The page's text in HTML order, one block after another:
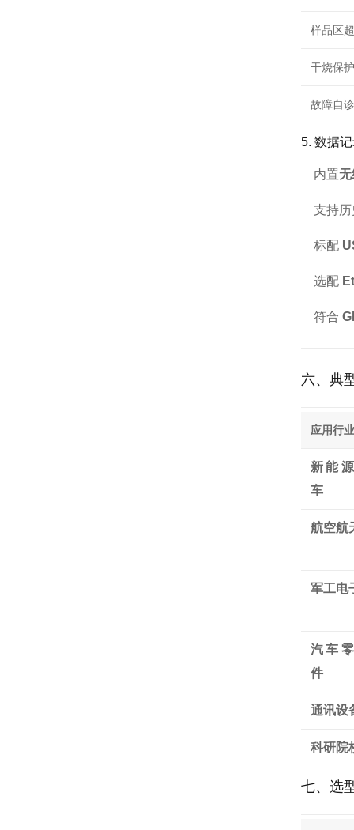
样品区
干烧保护
故障自
5. 数据
内置无
支持
标配
选配
符合
六、典
应用行业
新能
车
航空航
军工电
汽车
件
通讯设
科研院
七、选